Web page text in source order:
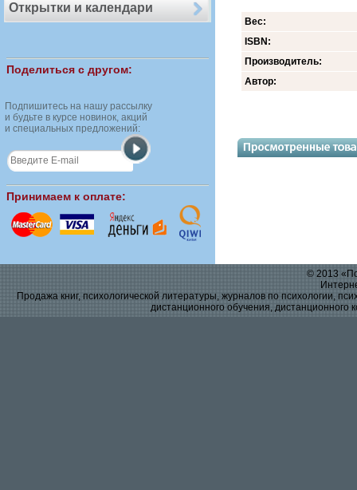
Открытки и календари
Поделиться с другом:
Подпишитесь на нашу рассылку
и будьте в курсе новинок, акций
и специальных предложений:
Принимаем к оплате:
Вес:
ISBN:
Производитель:
Автор:
© 2013
Продажа книг, психологической литературы, журналов по психологии,
дистанционного обучения, дистанционного